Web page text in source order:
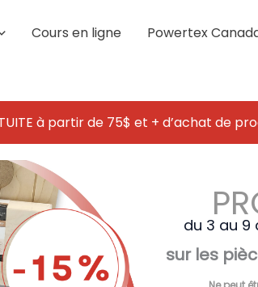
Cours en ligne Powertex
à partir de 75$ et + d’achat de
du 3 au 9
sur les